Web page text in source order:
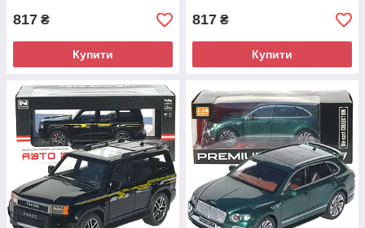
817 ₴
Купити
817 ₴
Купити